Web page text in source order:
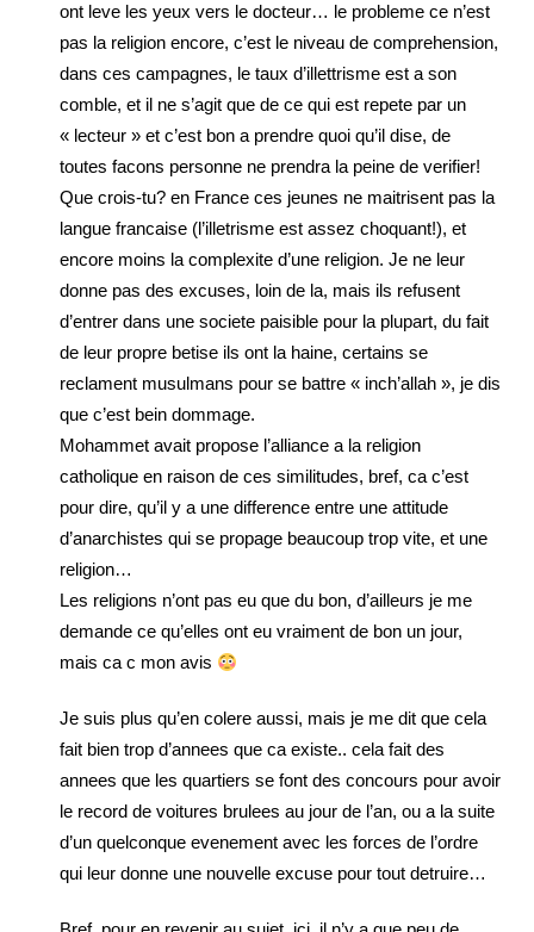
ont leve les yeux vers le docteur… le probleme ce n’est
pas la religion encore, c’est le niveau de comprehension,
dans ces campagnes, le taux d’illettrisme est a son
comble, et il ne s’agit que de ce qui est repete par un
« lecteur » et c’est bon a prendre quoi qu’il dise, de
toutes facons personne ne prendra la peine de verifier!
Que crois-tu? en France ces jeunes ne maitrisent pas la
langue francaise (l’illetrisme est assez choquant!), et
encore moins la complexite d’une religion. Je ne leur
donne pas des excuses, loin de la, mais ils refusent
d’entrer dans une societe paisible pour la plupart, du fait
de leur propre betise ils ont la haine, certains se
reclament musulmans pour se battre « inch’allah », je dis
que c’est bein dommage.
Mohammet avait propose l’alliance a la religion
catholique en raison de ces similitudes, bref, ca c’est
pour dire, qu’il y a une difference entre une attitude
d’anarchistes qui se propage beaucoup trop vite, et une
religion…
Les religions n’ont pas eu que du bon, d’ailleurs je me
demande ce qu’elles ont eu vraiment de bon un jour,
mais ca c mon avis
Je suis plus qu’en colere aussi, mais je me dit que cela
fait bien trop d’annees que ca existe.. cela fait des
annees que les quartiers se font des concours pour avoir
le record de voitures brulees au jour de l’an, ou a la suite
d’un quelconque evenement avec les forces de l’ordre
qui leur donne une nouvelle excuse pour tout detruire…